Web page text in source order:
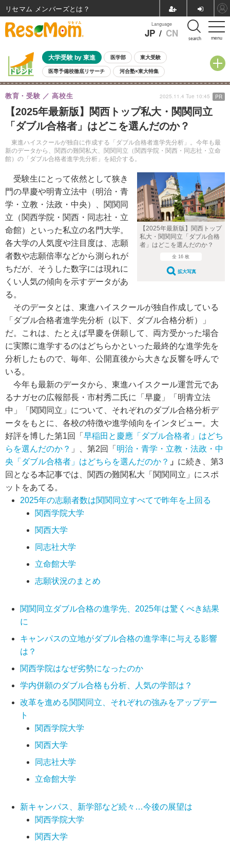
menu
Language
JP / CN search
大学受験 by 東進 医学部 東大受験
医専予備校徹底リサーチ 河合塾×東大特集
親子で考える大学選び 高校受験 中学受験 小学校受験
共通テスト 夏休み
8月開催イベント・WS 全国公立高校 過去問 人気記事
自由研究教材（小学生向け） 自由研究教材（中学生向け） ランキング
【2025年最新版】関西トップ私大・関関同立
「ダブル合格者」はどこを選んだのか？
東進ハイスクールが独自に作成する「ダブル合格者進学先分析」。今年も最
新のデータから、関西の難関私大、関関同立（関西学院・関西・同志社・立命
館）の「ダブル合格者進学先分析」を紹介する。
教育・受験 高校生 2025.11.4 Tue 10:45 PR
【2025年最新版】関西トップ
私大・関関同立「ダブル合格
者」はどこを選んだのか？
全 16 枚
拡大写真
受験生にとって依然として狭き
門の早慶や明青立法中（明治・青
学・立教・法政・中央）、関関同
立（関西学院・関西・同志社・立
命館）といった私立の名門大学。
各大学の人気度や注目度は、志願
者数や志願倍率などから測られが
ちだが、そうした数字には現れに
くい人気の傾向を示すデータがあ
る。
そのデータとは、東進ハイスクールが独自作成している
「ダブル合格者進学先分析（以下、ダブル合格分析）」
だ。これは、たとえば早慶を併願して、両方受かった場合
に実際に進学するのはどちらかといった最終的な進学先を
分析したもので、毎年、公開直後から大きな反響を呼んで
いる。
今年も最新のデータから、東進ハイスクール運営元であ
るナガセの広報部長・市村秀二氏に「早慶」「明青立法
中」「関関同立」について、それぞれのダブル合格分析デ
ータをもとに、各校の特徴や進学傾向をインタビュー。大
好評を博した第1回「 早稲田と慶應「ダブル合格者」はどち
らを選んだのか？ 」、第2回「 明治・青学・立教・法政・中
央「ダブル合格者」はどちらを選んだのか？ 」 に続き、第3
回となる本記事では、関西の難関私大「関関同立」にスポ
ットをあてる。
2025年の志願者数は関関同立すべてで昨年を上回る
関西学院大学
関西大学
同志社大学
立命館大学
志願状況のまとめ
関関同立ダブル合格の進学先、2025年は驚くべき結果
に
キャンパスの立地がダブル合格の進学率に与える影響
は？
関西学院はなぜ劣勢になったのか
学内併願のダブル合格も分析、人気の学部は？
改革を進める関関同立、それぞれの強みをアップデー
ト
関西学院大学
関西大学
同志社大学
立命館大学
新キャンパス、新学部など続々…今後の展望は
関西学院大学
関西大学
リセマム メンバーズ